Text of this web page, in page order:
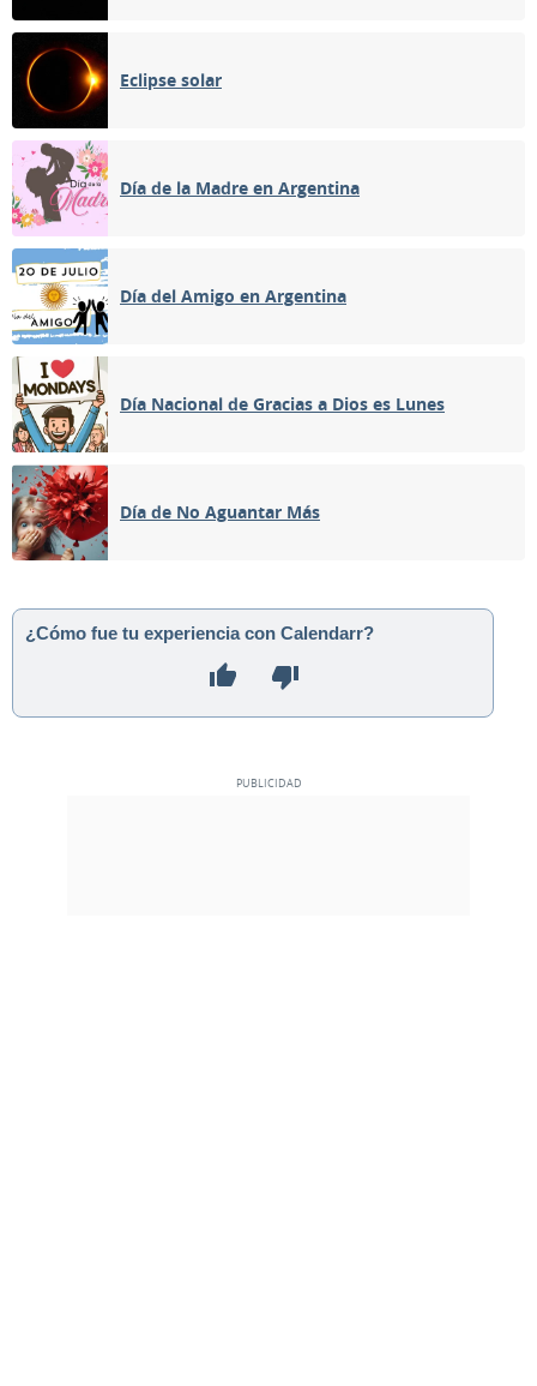
Eclipse solar
Día de la Madre en Argentina
Día del Amigo en Argentina
Día Nacional de Gracias a Dios es Lunes
Día de No Aguantar Más
¿Cómo fue tu experiencia con Calendarr?